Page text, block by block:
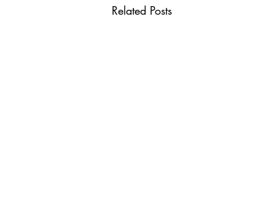
Related Posts